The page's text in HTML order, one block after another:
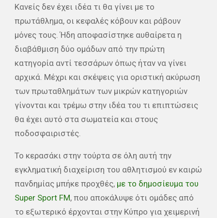
Κανείς δεν έχει ιδέα τι θα γίνει με το
πρωτάθλημα, οι κεφαλές κόβουν και ράβουν
μόνες τους. Ήδη αποφασίστηκε αυθαίρετα η
διαβάθμιση δύο ομάδων από την πρώτη
κατηγορία αντί τεσσάρων όπως ήταν να γίνει
αρχικά. Μέχρι και σκέψεις για οριστική ακύρωση
των πρωταθλημάτων των μικρών κατηγοριών
γίνονται και τρέμω στην ιδέα του τι επιπτώσεις
θα έχει αυτό στα σωματεία και στους
ποδοσφαιριστές.
Το κερασάκι στην τούρτα σε όλη αυτή την
εγκληματική διαχείριση του αθλητισμού εν καιρώ
πανδημίας μπήκε προχθές, με το δημοσίευμα του
Super Sport FM, που αποκάλυψε ότι ομάδες από
το εξωτερικό έρχονται στην Κύπρο για χειμερινή